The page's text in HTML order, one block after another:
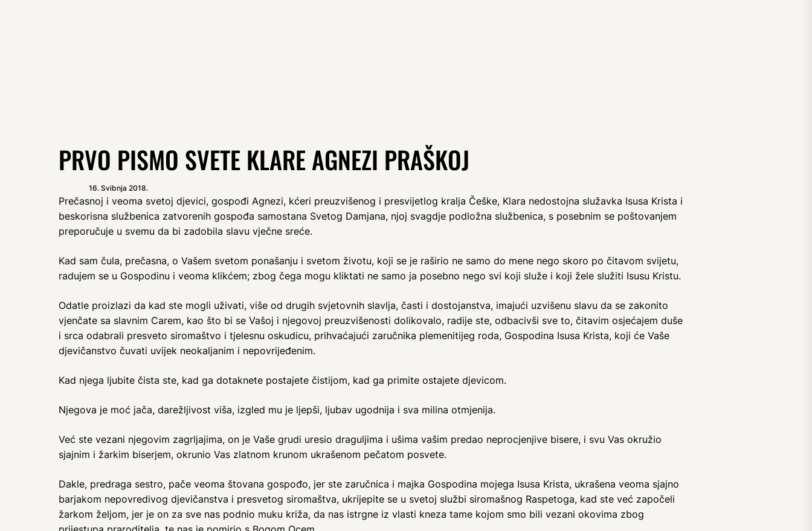
PRVO PISMO SVETE KLARE AGNEZI PRAŠKOJ
16. Svibnja 2018.
Prečasnoj i veoma svetoj djevici, gospođi Agnezi, kćeri preuzvišenog i presvijetlog kralja Češke, Klara nedostojna služavka Isusa Krista i
beskorisna službenica zatvorenih gospođa samostana Svetog Damjana, njoj svagdje podložna službenica, s posebnim se poštovanjem
preporučuje u svemu da bi zadobila slavu vječne sreće.
Kad sam čula, prečasna, o Vašem svetom ponašanju i svetom životu, koji se je raširio ne samo do mene nego skoro po čitavom svijetu,
radujem se u Gospodinu i veoma klikćem; zbog čega mogu kliktati ne samo ja posebno nego svi koji služe i koji žele služiti Isusu Kristu.
Odatle proizlazi da kad ste mogli uživati, više od drugih svjetovnih slavlja, časti i dostojanstva, imajući uzvišenu slavu da se zakonito
vjenčate sa slavnim Carem, kao što bi se Vašoj i njegovoj preuzvišenosti dolikovalo, radije ste, odbacivši sve to, čitavim osjećajem duše
i srca odabrali presveto siromaštvo i tjelesnu oskudicu, prihvaćajući zaručnika plemenitijeg roda, Gospodina Isusa Krista, koji će Vaše
djevičanstvo čuvati uvijek neokaljanim i nepovrijeđenim.
Kad njega ljubite čista ste, kad ga dotaknete postajete čistijom, kad ga primite ostajete djevicom.
Njegova je moć jača, darežljivost viša, izgled mu je ljepši, ljubav ugodnija i sva milina otmjenija.
Već ste vezani njegovim zagrljajima, on je Vaše grudi uresio draguljima i ušima vašim predao neprocjenjive bisere, i svu Vas okružio
sjajnim i žarkim biserjem, okrunio Vas zlatnom krunom ukrašenom pečatom posvete.
Dakle, predraga sestro, pače veoma štovana gospođo, jer ste zaručnica i majka Gospodina mojega Isusa Krista, ukrašena veoma sjajno
barjakom nepovredivog djevičanstva i presvetog siromaštva, ukrijepite se u svetoj službi siromašnog Raspetoga, kad ste već započeli
žarkom željom, jer je on za sve nas podnio muku križa, da nas istrgne iz vlasti kneza tame kojom smo bili vezani okovima zbog